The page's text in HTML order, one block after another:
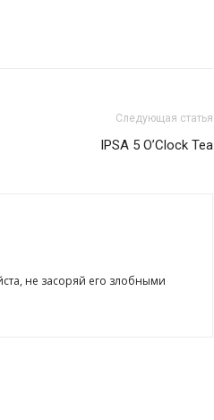
Следующая статья
IPSA 5 O’Clock Tea
не засоряй его злобными